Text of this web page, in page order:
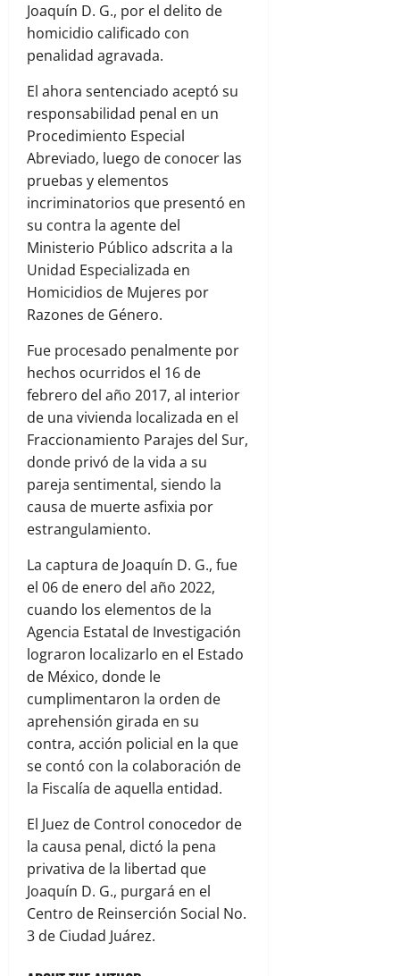
Joaquín D. G., por el delito de
homicidio calificado con
penalidad agravada.
El ahora sentenciado aceptó su
responsabilidad penal en un
Procedimiento Especial
Abreviado, luego de conocer las
pruebas y elementos
incriminatorios que presentó en
su contra la agente del
Ministerio Público adscrita a la
Unidad Especializada en
Homicidios de Mujeres por
Razones de Género.
Fue procesado penalmente por
hechos ocurridos el 16 de
febrero del año 2017, al interior
de una vivienda localizada en el
Fraccionamiento Parajes del Sur,
donde privó de la vida a su
pareja sentimental, siendo la
causa de muerte asfixia por
estrangulamiento.
La captura de Joaquín D. G., fue
el 06 de enero del año 2022,
cuando los elementos de la
Agencia Estatal de Investigación
lograron localizarlo en el Estado
de México, donde le
cumplimentaron la orden de
aprehensión girada en su
contra, acción policial en la que
se contó con la colaboración de
la Fiscalía de aquella entidad.
El Juez de Control conocedor de
la causa penal, dictó la pena
privativa de la libertad que
Joaquín D. G., purgará en el
Centro de Reinserción Social No.
3 de Ciudad Juárez.